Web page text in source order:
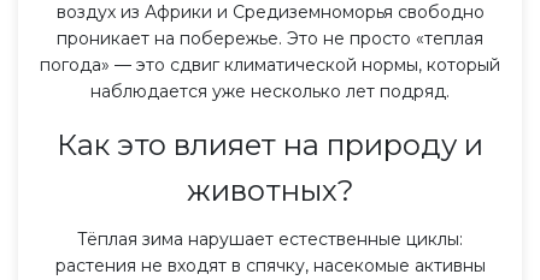
воздух из Африки и Средиземноморья свободно
проникает на побережье. Это не просто «теплая
погода» — это сдвиг климатической нормы, который
наблюдается уже несколько лет подряд.
Как это влияет на природу и
животных?
Тёплая зима нарушает естественные циклы:
растения не входят в спячку, насекомые активны